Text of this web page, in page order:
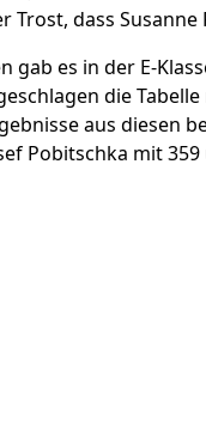
Trost, dass
gab es in der E-
die
aus diesen
Pobitschka mit
2019